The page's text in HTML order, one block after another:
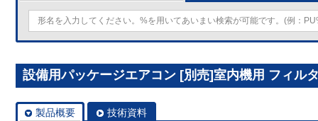
設備用パッケージエアコン [別売]室内機用 フィル
製品概要 技術資料